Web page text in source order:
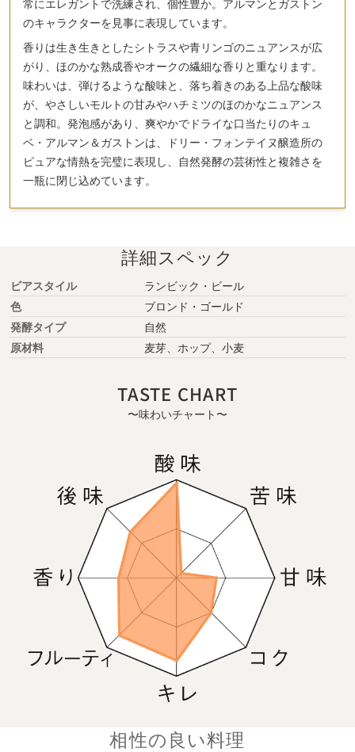
のキャラクターを見事に表現しています。
香りは生き生きとしたシトラスや青リンゴのニュアンスが広
がり、ほのかな熟成香やオークの繊細な香りと重なります。
味わいは、弾けるような酸味と、落ち着きのある上品な酸味
が、やさしいモルトの甘みやハチミツのほのかなニュアンス
と調和。発泡感があり、爽やかでドライな口当たりのキュ
ベ・アルマン＆ガストンは、ドリー・フォンテイヌ醸造所の
ピュアな情熱を完璧に表現し、自然発酵の芸術性と複雑さを
一瓶に閉じ込めています。
詳細スペック
ビアスタイル
ランビック・ビール
色
ブロンド・ゴールド
発酵タイプ
自然
原材料
麦芽、ホップ、小麦
TASTE CHART
〜味わいチャート〜
相性の良い料理